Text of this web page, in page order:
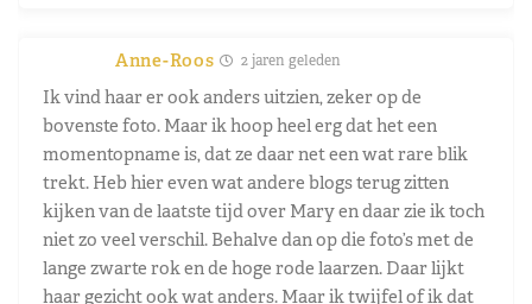
Anne-Roos 2 jaren geleden
Ik vind haar er ook anders uitzien, zeker op de
bovenste foto. Maar ik hoop heel erg dat het een
momentopname is, dat ze daar net een wat rare blik
trekt. Heb hier even wat andere blogs terug zitten
kijken van de laatste tijd over Mary en daar zie ik toch
niet zo veel verschil. Behalve dan op die foto’s met de
lange zwarte rok en de hoge rode laarzen. Daar lijkt
haar gezicht ook wat anders. Maar ik twijfel of ik dat